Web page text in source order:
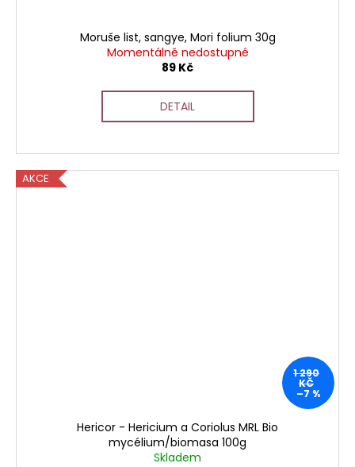
Moruše list, sangye, Mori folium 30g
Momentálně nedostupné
89 Kč
DETAIL
AKCE
1 290
KČ
–7 %
Hericor - Hericium a Coriolus MRL Bio
mycélium/biomasa 100g
Skladem